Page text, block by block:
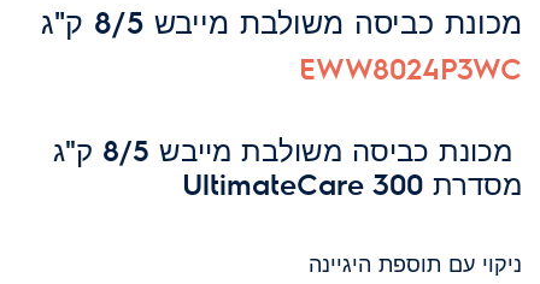
מכונת כביסה משולבת מייבש 8/5 ק"ג
EWW8024P3WC
מכונת כביסה משולבת מייבש 8/5 ק"ג
מסדרת UltimateCare 300
ניקוי עם תוספת היגיינה